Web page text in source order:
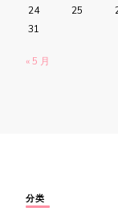
24
25
31
« 5 月
分类